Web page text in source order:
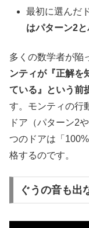
最初に選んだ
はパターン2
多くの数学者が陥
ンティが『正解を
ている』という前
す。モンティの行
ドア（パターン2
つのドアは「
格するのです。
ぐうの音も出